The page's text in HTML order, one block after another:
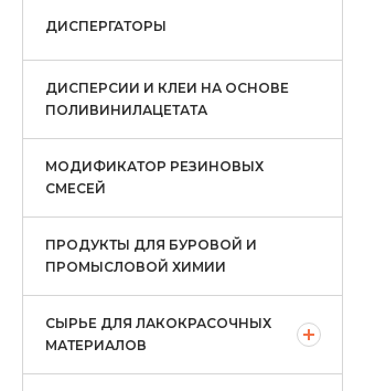
ДИСПЕРГАТОРЫ
ДИСПЕРСИИ И КЛЕИ НА ОСНОВЕ
ПОЛИВИНИЛАЦЕТАТА
МОДИФИКАТОР РЕЗИНОВЫХ
СМЕСЕЙ
ПРОДУКТЫ ДЛЯ БУРОВОЙ И
ПРОМЫСЛОВОЙ ХИМИИ
СЫРЬЕ ДЛЯ ЛАКОКРАСОЧНЫХ
МАТЕРИАЛОВ